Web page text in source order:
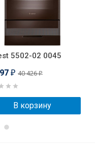
5502-02 0045
₽ 40 426₽
В корзину